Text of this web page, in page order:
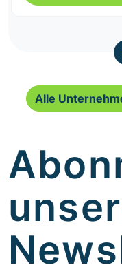
Alle